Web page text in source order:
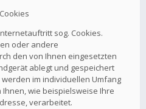
sog. Cookies.
oder andere
den von Ihnen eingesetzten
ablegt und gespeichert
im individuellen Umfang
wie beispielsweise Ihre
verarbeitet.